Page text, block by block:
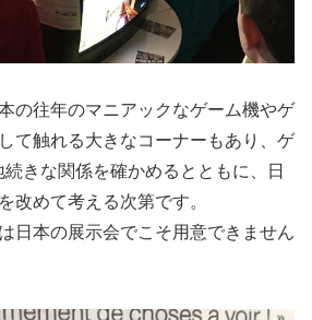
の往年のマニアックなゲーム機やゲ
て触れる大きなコーナーもあり、ゲ
きな関係を確かめるとともに、日
改めて考える次第です。
日本の展示会でこそ用意できません